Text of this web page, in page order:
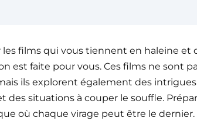
les films qui vous tiennent en haleine
est faite pour vous. Ces films ne sont
ils explorent également des
des situations à couper le souffle.
où chaque virage peut être le dernier.